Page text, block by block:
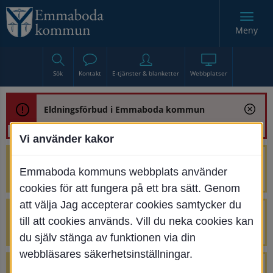
Sök Kontakt E-tjänster & blanketter Webbplatser
Meny
Eldningsförbud i Emmaboda kommun
renoveringen av Bjurbäcksbron
Tillfälliga avstängningar på Centrumtorget
v. 25-34
Vi använder kakor
Emmaboda kommuns webbplats använder
cookies för att fungera på ett bra sätt. Genom
att välja Jag accepterar cookies samtycker du
till att cookies används. Vill du neka cookies kan
du själv stänga av funktionen via din
webbläsares säkerhetsinställningar.